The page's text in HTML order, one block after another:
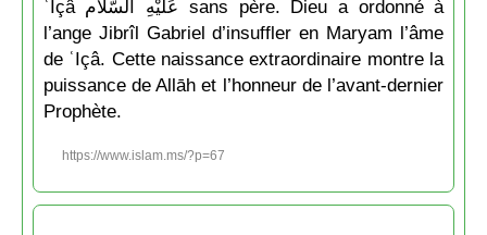
ʿIçâ عَلَيْهِ السَّلاَم sans père. Dieu a ordonné à
l’ange Jibrîl Gabriel d’insuffler en Maryam l’âme
de ʿIçâ. Cette naissance extraordinaire montre la
puissance de Allāh et l’honneur de l’avant-dernier
Prophète.
https://www.islam.ms/?p=67